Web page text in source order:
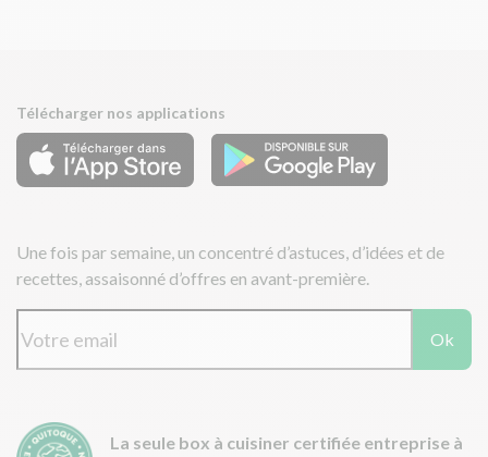
Télécharger nos applications
Une fois par semaine, un concentré d’astuces, d’idées et de
recettes, assaisonné d’offres en avant-première.
Ok
La seule box à cuisiner certifiée entreprise à